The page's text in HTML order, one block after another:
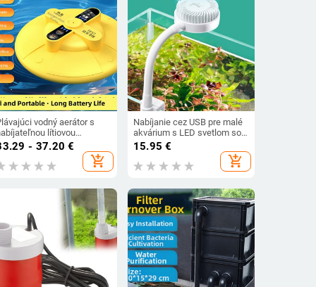
vodný aerátor s
lítiovou
dvojité využitie,
prenosný a vodotesný, veľmi
- 37.20 €
add_shopping_cart
Nabíjanie cez USB pre malé
akvárium s LED svetlom so
samostatným vypínačom,
vysoký jas, mini akvárium s
klipom, vodná trávna lampa
15.95 €
add_shopping_cart